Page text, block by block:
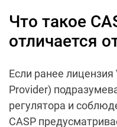
Что такое
отличается
Если ранее лицензия
Provider)
регулятора и
CASP